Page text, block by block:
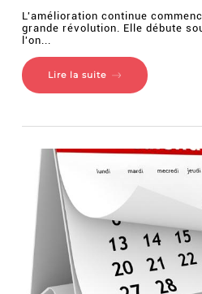
L'amélioration continue
grande révolution. Elle débute
l'on...
Lire la suite